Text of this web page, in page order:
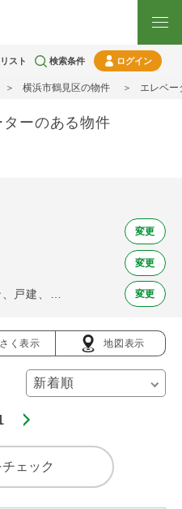
スト 検索条件 ログイン
横浜市鶴見区の物件 エレベー
ーのある物件
変更
変更
変更
く表示 地図表示
ェック